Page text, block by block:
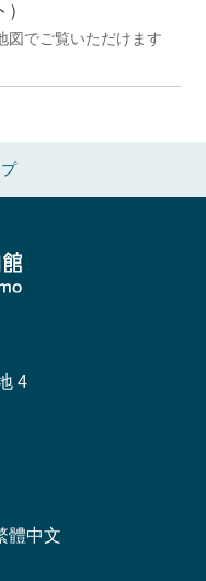
図でご覧いただけます
4
體中文